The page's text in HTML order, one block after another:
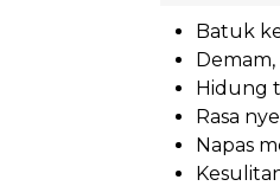
Batuk
Hidung
Rasa
Napas